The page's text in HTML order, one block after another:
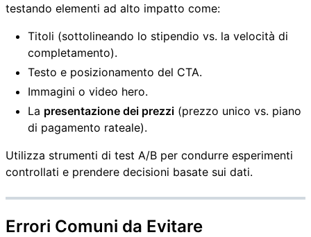
testando elementi ad alto impatto come:
Titoli (sottolineando lo stipendio vs. la velocità di
completamento).
Testo e posizionamento del CTA.
Immagini o video hero.
La presentazione dei prezzi (prezzo unico vs. piano
di pagamento rateale).
Utilizza strumenti di test A/B per condurre esperimenti
controllati e prendere decisioni basate sui dati.
Errori Comuni da Evitare